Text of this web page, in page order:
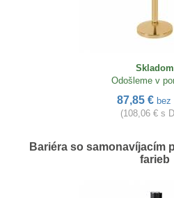
Skladom
Odošleme v
87,85 € bez
(108,06 € s
Bariéra so samonavíjacím
farieb